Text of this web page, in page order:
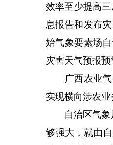
效率至少提高
息报告和发布
始气象要素场
灾害天气预报
广西农业
实现横向涉农
自治区气
够强大，就由